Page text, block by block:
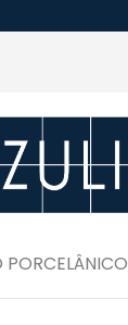
PORCELÂNICO